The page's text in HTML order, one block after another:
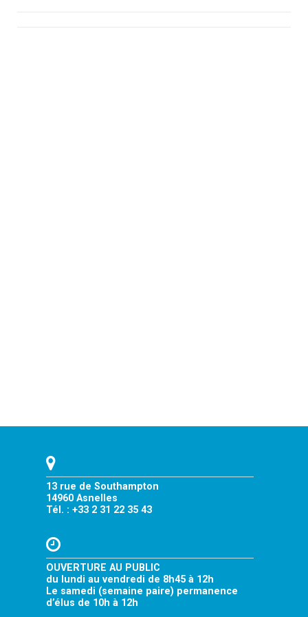
13 rue de Southampton
14960 Asnelles
Tél. : +33 2 31 22 35 43
OUVERTURE AU PUBLIC
du lundi au vendredi de 8h45 à 12h
Le samedi (semaine paire) permanence
d’élus de 10h à 12h